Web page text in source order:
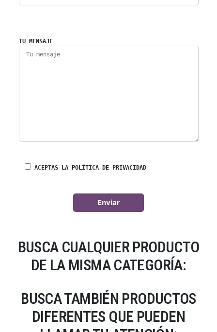
TU MENSAJE
ACEPTAS LA POLÍTICA DE PRIVACIDAD
BUSCA CUALQUIER PRODUCTO
DE LA MISMA CATEGORÍA:
BUSCA TAMBIÉN PRODUCTOS
DIFERENTES QUE PUEDEN